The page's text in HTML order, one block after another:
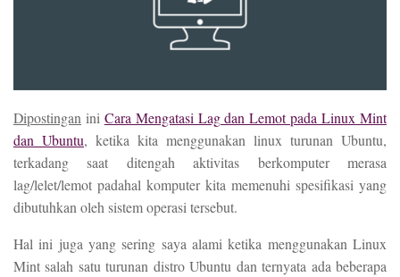
Dipostingan ini Cara Mengatasi Lag dan Lemot pada Linux Mint
dan Ubuntu, ketika kita menggunakan linux turunan Ubuntu,
terkadang saat ditengah aktivitas berkomputer merasa
lag/lelet/lemot padahal komputer kita memenuhi spesifikasi yang
dibutuhkan oleh sistem operasi tersebut.
Hal ini juga yang sering saya alami ketika menggunakan Linux
Mint salah satu turunan distro Ubuntu dan ternyata ada beberapa